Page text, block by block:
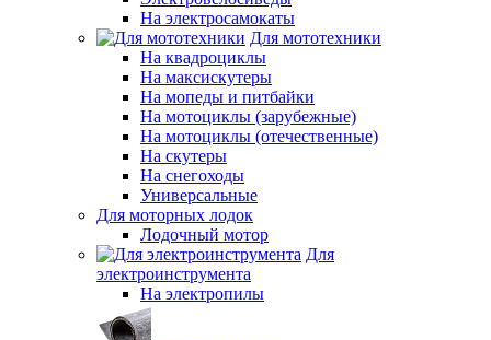
На электросамокаты
Для мототехники
На квадроциклы
На максискутеры
На мопеды и питбайки
На мотоциклы (зарубежные)
На мотоциклы (отечественные)
На скутеры
На снегоходы
Универсальные
Для моторных лодок
Лодочный мотор
Для
электроинструмента
На электропилы